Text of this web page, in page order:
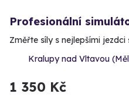
Profesionální
Změřte síly s nejlepšími jezdci
Kralupy nad Vltavou
1 350 Kč